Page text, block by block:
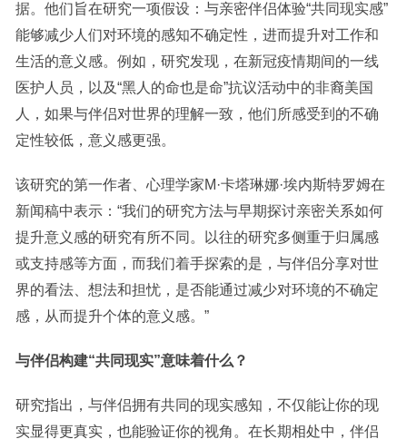
据。他们旨在研究一项假设：与亲密伴侣体验“共同现实感”
能够减少人们对环境的感知不确定性，进而提升对工作和
生活的意义感。例如，研究发现，在新冠疫情期间的一线
医护人员，以及“黑人的命也是命”抗议活动中的非裔美国
人，如果与伴侣对世界的理解一致，他们所感受到的不确
定性较低，意义感更强。
该研究的第一作者、心理学家M·卡塔琳娜·埃内斯特罗姆在
新闻稿中表示：“我们的研究方法与早期探讨亲密关系如何
提升意义感的研究有所不同。以往的研究多侧重于归属感
或支持感等方面，而我们着手探索的是，与伴侣分享对世
界的看法、想法和担忧，是否能通过减少对环境的不确定
感，从而提升个体的意义感。”
与伴侣构建“共同现实”意味着什么？
研究指出，与伴侣拥有共同的现实感知，不仅能让你的现
实显得更真实，也能验证你的视角。在长期相处中，伴侣